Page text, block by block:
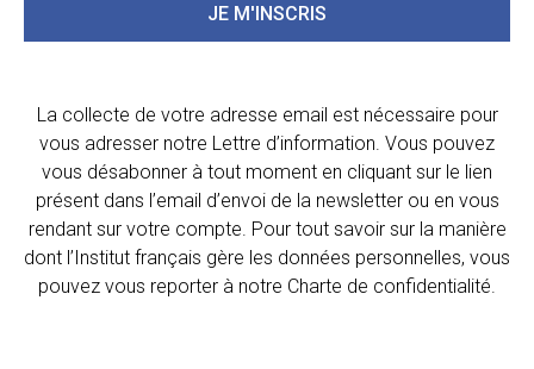
JE M'INSCRIS
La collecte de votre adresse email est nécessaire pour
vous adresser notre Lettre d’information. Vous pouvez
vous désabonner à tout moment en cliquant sur le lien
présent dans l’email d’envoi de la newsletter ou en vous
rendant sur votre compte. Pour tout savoir sur la manière
dont l’Institut français gère les données personnelles, vous
pouvez vous reporter à notre Charte de confidentialité.